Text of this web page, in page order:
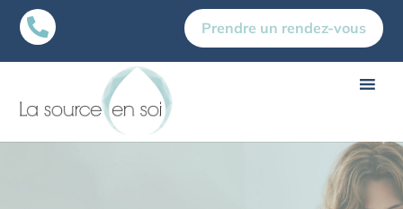
 Prendre un rendez-vous